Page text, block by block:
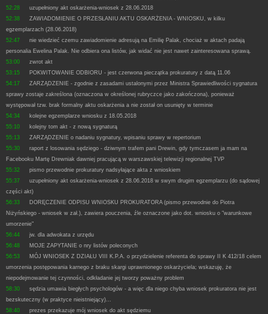
52:28
uzupełniony akt oskarżenia-wniosek z 28.06.2018
52:38
ZAWIADOMIENIE O PRZESŁANIU AKTU OSKARŻENIA - WNIOSKU, w kilku
egzemplarzach (28.06.2018)
52:47
nie wiedzieć czemu zawiadomienie adresują na Emilię Palak, chociaż w aktach padają
personalia Ewelina Palak. Nie odbiera ona listów, jak widać nie jest nawet zainteresowana sprawą.
53:00
zwrot akt
53:15
POKWITOWANIE ODBIORU - jest czerwona pieczątka prokuratury z datą 11.06
54:17
ZARZĄDZENIE - zgodnie z zasadami ustalonymi przez Ministra Sprawiedliwości sygnatura
sprawy zostaje zakreślona (oznaczona w określonej rubryczce jako zakończona), ponieważ
występował tzw. brak formalny aktu oskarżenia a nie został on usunięty w terminie
54:34
kolejne egzemplarze wniosku z 18.05.2018
55:10
kolejny tom akt - z nową sygnaturą
55:13
ZARZĄDZENIE o nadaniu sygnatury, wpisaniu sprawy w repertorium
55:30
raport z losowania sędziego - dziwnym trafem pani Drewin, gdy tymczasem ja mam na
Facebooku Martę Drewniak dawniej pracującą w warszawskiej telewizji regionalnej TVP
55:32
pismo przewodnie prokuratury nadsyłające akta z wnioskiem
55:37
uzupełniony akt oskarżenia-wniosek z 28.06.2018 w swym drugim egzemplarzu (do sądowej
części akt)
56:33
DORĘCZENIE ODPISU WNIOSKU PROKURATORA (pismo przewodnie do Piotra
Niżyńskiego - wniosek w zał.), zawiera pouczenia, źle oznaczone jako dot. wniosku o "warunkowe
umorzenie"
56:44
jw. dla adwokata z urzędu
56:48
MOJE ZAPYTANIE o nry listów poleconych
56:53
MÓJ WNIOSEK Z DZIAŁU VIII K.P.A. o przydzielenie referenta do sprawy II K 412/18 celem
umorzenia postępowania karnego z braku skargi uprawnionego oskarżyciela; wskazuję, że
niepodejmowanie tej czynności, odkładanie jej tworzy poważny problem
58:30
sędzia umawia biegłych psychologów - a więc dla niego chyba wniosek prokuratora nie jest
bezskuteczny (w praktyce nieistniejący)...
58:40
prezes przekazuje mój wniosek do akt sędziemu